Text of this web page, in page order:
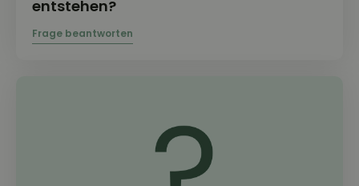
entstehen?